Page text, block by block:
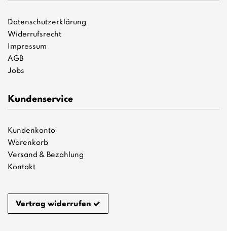
Datenschutzerklärung
Widerrufsrecht
Impressum
AGB
Jobs
Kundenservice
Kundenkonto
Warenkorb
Versand & Bezahlung
Kontakt
Vertrag widerrufen